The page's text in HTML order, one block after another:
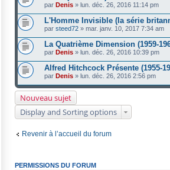
par Denis » lun. déc. 26, 2016 11:14 pm
L'Homme Invisible (la série
par steed72 » mar. janv. 10, 2017 7:34 am
La Quatrième Dimension (1959-
par Denis » lun. déc. 26, 2016 10:39 pm
Alfred Hitchcock Présente (1955-
par Denis » lun. déc. 26, 2016 2:56 pm
Nouveau sujet
Display and Sorting options
Revenir à l’accueil du forum
PERMISSIONS DU FORUM